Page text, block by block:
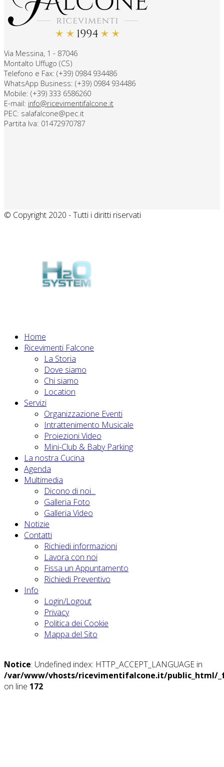
Via Messina, 1 - 87046
Montalto Uffugo (CS)
Telefono e Fax: (+39) 0984 934486
WhatsApp Business: (+39) 0984 934486
Mobile: (+39) 333 6586260
E-mail: info@ricevimentifalcone.it
PEC: salafalcone@pec.it
Partita Iva: 01472970787
© Copyright 2020 - Tutti i diritti riservati
Home
Ricevimenti Falcone
La Storia
Dove siamo
Chi siamo
Location
Servizi
Organizzazione Eventi
Intrattenimento Musicale
Proiezioni Video
Mini-Club & Baby Parking
La nostra Cucina
Agenda
Multimedia
Dicono di noi...
Galleria Foto
Galleria Video
Notizie
Contatti
Richiedi informazioni
Lavora con noi
Fissa un Appuntamento
Richiedi Preventivo
Info
Login/Logout
Privacy
Politica dei Cookie
Mappa del Sito
Notice: Undefined index: HTTP_ACCEPT_LANGUAGE in
/var/www/vhosts/ricevimentifalcone.it/public_html/
on line 172